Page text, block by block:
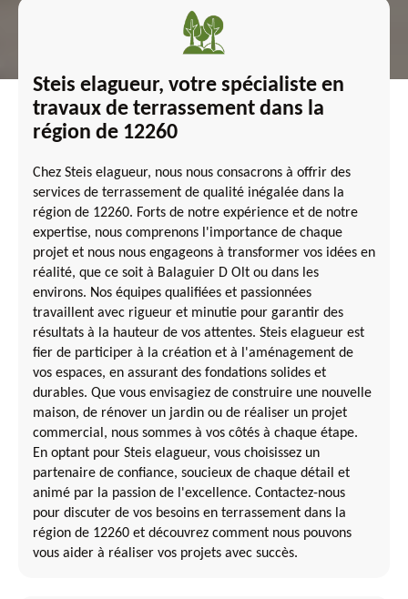
Steis elagueur, votre spécialiste en
travaux de terrassement dans la
région de 12260
Chez Steis elagueur, nous nous consacrons à offrir des
services de terrassement de qualité inégalée dans la
région de 12260. Forts de notre expérience et de notre
expertise, nous comprenons l'importance de chaque
projet et nous nous engageons à transformer vos idées en
réalité, que ce soit à Balaguier D Olt ou dans les
environs. Nos équipes qualifiées et passionnées
travaillent avec rigueur et minutie pour garantir des
résultats à la hauteur de vos attentes. Steis elagueur est
fier de participer à la création et à l'aménagement de
vos espaces, en assurant des fondations solides et
durables. Que vous envisagiez de construire une nouvelle
maison, de rénover un jardin ou de réaliser un projet
commercial, nous sommes à vos côtés à chaque étape.
En optant pour Steis elagueur, vous choisissez un
partenaire de confiance, soucieux de chaque détail et
animé par la passion de l'excellence. Contactez-nous
pour discuter de vos besoins en terrassement dans la
région de 12260 et découvrez comment nous pouvons
vous aider à réaliser vos projets avec succès.